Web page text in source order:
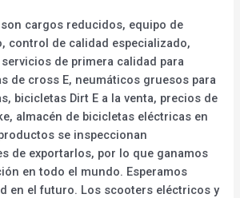
cargos reducidos, equipo de
control de calidad especializado,
de primera calidad para
de cross E, neumáticos gruesos para
bicicletas Dirt E a la venta, precios de
almacén de bicicletas eléctricas en
se inspeccionan
de exportarlos, por lo que ganamos
en todo el mundo. Esperamos
en el futuro. Los scooters eléctricos y